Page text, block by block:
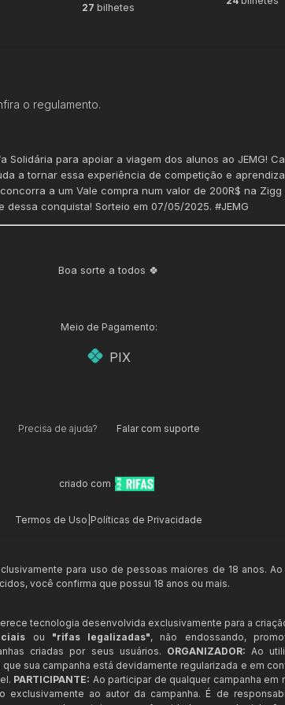
27 bilhetes
o regulamento.
Solidária para apoiar a viagem dos alunos ao JEMG!
a tornar essa experiência de competição e
a um Vale compra num valor de 200R$ na Zigg
dessa conquista! Sorteio em 07/05/2025. #JEMG
Boa sorte a todos 🍀
Meio de Pagamento:
PIX
Precisa de ajuda? Falar com suporte
criado com
Termos de Uso Políticas de Privacidade
para uso de pessoas maiores de 18 anos.
você confirma que possui 18 anos ou mais.
tecnologia desenvolvida exclusivamente para a
ou "rifas legalizadas", não endossando,
criadas por seus usuários. ORGANIZADOR: Ao
sua campanha está devidamente regularizada e em
PARTICIPANTE: Ao participar de qualquer campanha em
exclusivamente ao autor da campanha. É de